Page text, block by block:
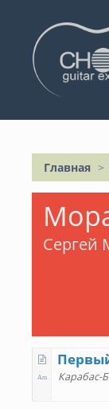
Главная
Сергей
Карабас-